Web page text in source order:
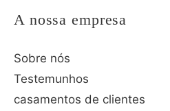
A nossa empresa
Sobre nós
Testemunhos
casamentos de clientes